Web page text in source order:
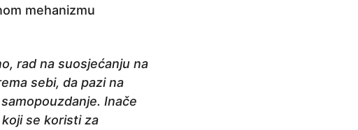
mehanizmu
rad na suosjećanju na
sebi, da pazi na
Inače
se koristi za